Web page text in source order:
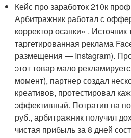
Кейс про заработок 210к
Арбитражник работал с
корректор осанки» .
таргетированная реклама
размещения — Instagram).
этот товар мало
момент), партнер создал
креативов, протестировал
эффективный. Потратив на
руб., арбитражник получил
чистая прибыль за 8 дней